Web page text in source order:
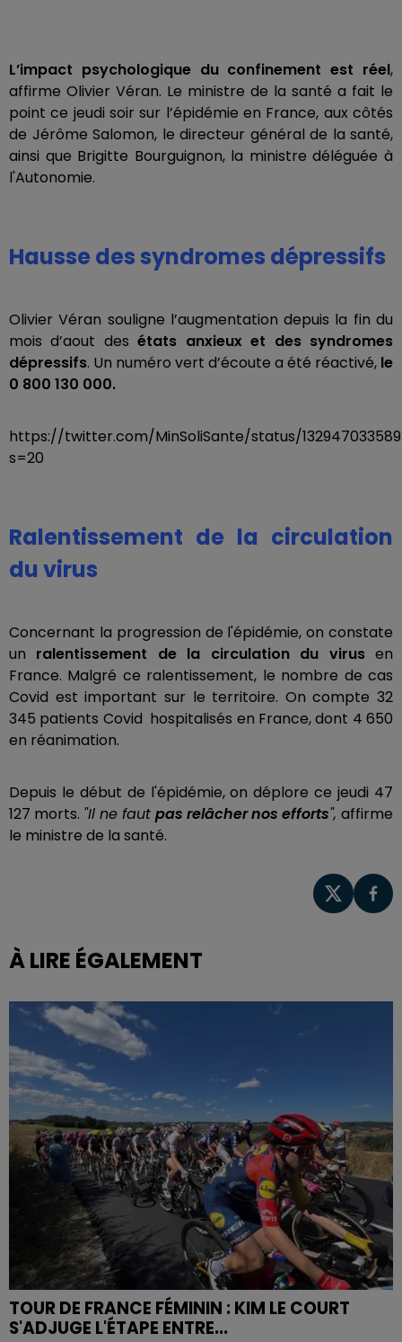
L’impact psychologique du confinement est réel,
affirme Olivier Véran. Le ministre de la santé a fait le
point ce jeudi soir sur l’épidémie en France, aux côtés
de Jérôme Salomon, le directeur général de la santé,
ainsi que Brigitte Bourguignon, la ministre déléguée à
l'Autonomie.
Hausse des syndromes dépressifs
Olivier Véran souligne l’augmentation depuis la fin du
mois d’aout desétats anxieux et des syndromes
dépressifs. Un numéro vert d’écoute a été réactivé, le
0 800 130 000.
https://twitter.com/MinSoliSante/status/
s=20
Ralentissement de la circulation
du virus
Concernant la progression de l'épidémie, on constate
un ralentissement de la circulation du virusen
France. Malgré ce ralentissement, le nombre de cas
Covid est important sur le territoire. On compte 32
345 patients Covid hospitalisés en France, dont 4 650
en réanimation.
Depuis le début de l'épidémie, on déplore ce jeudi 47
127 morts. "Il ne faut pas relâcher nos efforts", affirme
le ministre de la santé.
À LIRE ÉGALEMENT
TOUR DE FRANCE FÉMININ : KIM LE COURT
S'ADJUGE L'ÉTAPE ENTRE...